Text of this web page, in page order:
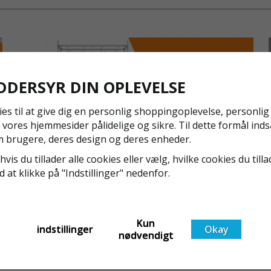
dele
for
ARBEJDE
som kan
samle,
Dette
NYA REGLER FÖR RULLSTÄLLNING - AFS2023:9 &
regler för rullställning i Sverige slappare än de från
EU i skrivande stund, men detta kommer det bli
föreskrifter i kraft i Sverige gällande rullställningar,
DIN OPLEVELSE
til at give dig en personlig shoppingoplevelse,
hjemmesider pålidelige og sikre. Til dette formål
brugere, deres design og deres enheder.
du tillader alle cookies eller vælg, hvilke cookies du
at klikke på "Indstillinger" nedenfor.
indstillinger
Kun
nødvendigt
Okay